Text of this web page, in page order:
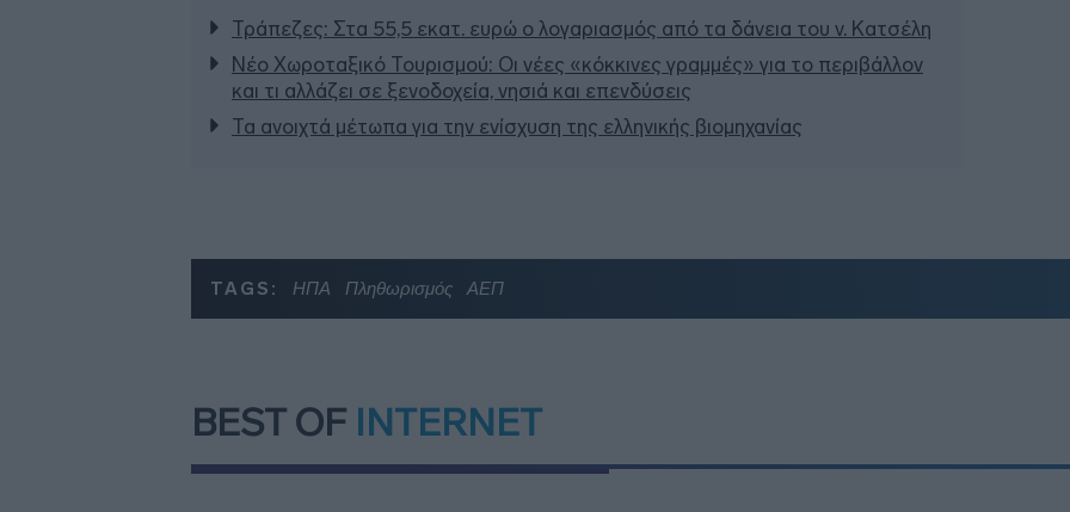
Τράπεζες: Στα 55,5 εκατ. ευρώ ο λογαριασμός από τα δάνεια του ν. Κατσέλη
Νέο Χωροταξικό Τουρισμού: Οι νέες «κόκκινες γραμμές» για το περιβάλλον
και τι αλλάζει σε ξενοδοχεία, νησιά και επενδύσεις
Τα ανοιχτά μέτωπα για την ενίσχυση της ελληνικής βιομηχανίας
TAGS: ΗΠΑ Πληθωρισμός ΑΕΠ
BEST OF INTERNET